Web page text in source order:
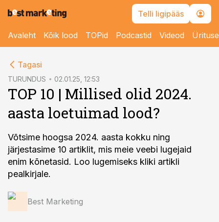
Telli ligipääs
Avaleht Kõik lood TOPid Podcastid Videod
Tagasi
TURUNDUS 02.01.25, 12:53
TOP 10 | Millised olid 2024.
aasta loetuimad lood?
Võtsime hoogsa 2024. aasta kokku ning
järjestasime 10 artiklit, mis meie veebi lugejaid
enim kõnetasid. Loo lugemiseks kliki artikli
pealkirjale.
Best Marketing